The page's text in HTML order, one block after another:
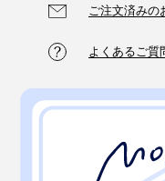
ご注文済みの
よくあるご質